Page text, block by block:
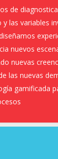
de
las variables
nuevos
nuevas
las nuevas
gamificada